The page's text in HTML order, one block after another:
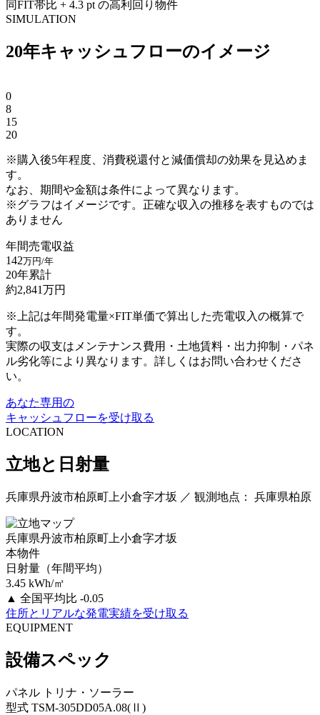
同FIT帯比 + 4.3 pt の高利回り物件
SIMULATION
20年キャッシュフローのイメージ
0
8
15
20
※購入後5年程度、消費税還付と減価償却の効果を見込めま
す。
なお、期間や金額は条件によって異なります。
※グラフはイメージです。正確な収入の推移を表すものでは
ありません
年間売電収益
142万円/年
20年累計
約2,841万円
※上記は年間発電量×FIT単価で算出した売電収入の概算で
す。
実際の収支はメンテナンス費用・土地賃料・出力抑制・パネ
ル劣化等により異なります。詳しくはお問い合わせくださ
い。
あなた専用の
キャッシュフローを受け取る
LOCATION
立地と日射量
兵庫県丹波市柏原町上小倉字才坂 ／ 観測地点： 兵庫県柏原
兵庫県丹波市柏原町上小倉字才坂
本物件
日射量（年間平均）
3.45 kWh/㎡
▲ 全国平均比 -0.05
住所とリアルな発電実績を受け取る
EQUIPMENT
設備スペック
パネル トリナ・ソーラー
型式 TSM-305DD05A.08(Ⅱ)